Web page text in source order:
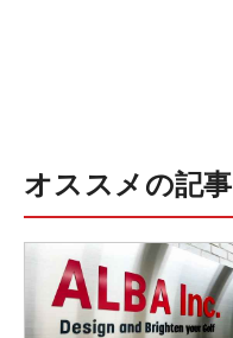
オススメの記事